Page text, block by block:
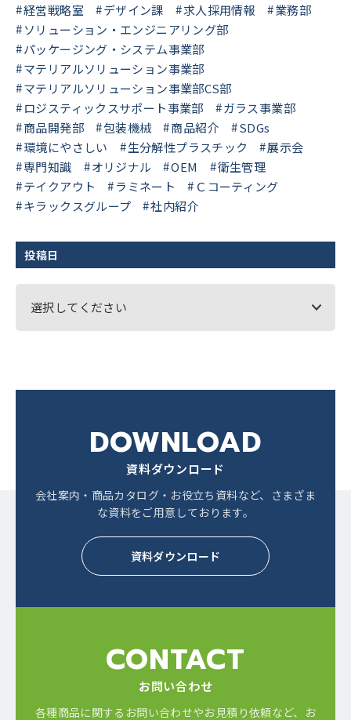
経営戦略室 デザイン課 求人採用情報
業務部
ソリューション・エンジニアリング部
パッケージング・システム事業部
マテリアルソリューション事業部
マテリアルソリューション事業部CS部
ロジスティックスサポート事業部
ガラス事業部
商品開発部
包装機械 商品紹介
SDGs
環境にやさしい
生分解性プラスチック
展示会
専門知識
オリジナル OEM
衛生管理
テイクアウト
ラミネート
Ｃコーティング
キラックスグループ
社内紹介
投稿日
選択してください
DOWNLOAD
資料ダウンロード
会社案内・商品カタログ・お役立ち資料など、
さまざま
な資料をご用意しております。
資料ダウンロード
CONTACT
お問い合わせ
各種商品に関するお問い合わせやお見積り依頼など、 お